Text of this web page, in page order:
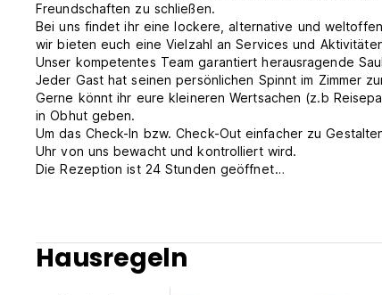
Freundschaften zu schließen.
Bei uns findet ihr eine lockere, alternative und
wir bieten euch eine Vielzahl an Services und
Unser kompetentes Team garantiert herausragende
Jeder Gast hat seinen persönlichen Spinnt im Zimmer
Gerne könnt ihr eure kleineren Wertsachen (z.b
in Obhut geben.
Um das Check-In bzw. Check-Out einfacher zu Gestalten, bieten wir euch unser Lagguage Room zur Verfügung das Rund um die
Uhr von uns bewacht und kontrolliert wird.
Die Rezeption ist 24 Stunden geöffnet
aus aller Welt bei einem günstigen und erfrischenden
Kochen zu Hause statt Restaurant? Unsere bestens
geräumigen Kühlschrank, Herdplatten, Ofen, Grill und
Für das Frühstück wartet ein All-you-can-Eat Buffet
Hausregeln